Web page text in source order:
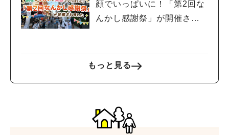
顔でいっぱいに！「第2回な
んかし感謝祭」が開催され
もっと見る